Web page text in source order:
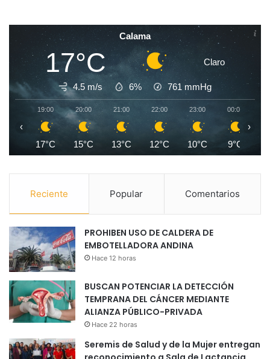
Calama
17°C Claro
4.5 m/s 6% 761 mmHg
19:00
17°C
20:00
15°C
21:00
13°C
22:00
12°C
23:00
10°C
00:00
9°C
‹ ›
Reciente Popular Comentarios
PROHIBEN USO DE CALDERA DE
EMBOTELLADORA ANDINA
Hace 12 horas
BUSCAN POTENCIAR LA DETECCIÓN
TEMPRANA DEL CÁNCER MEDIANTE
ALIANZA PÚBLICO-PRIVADA
Hace 22 horas
Seremis de Salud y de la Mujer entregan